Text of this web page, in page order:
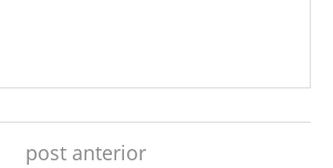
post anterior